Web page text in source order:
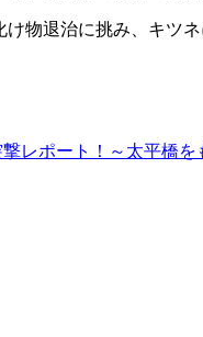
物退治に挑み、キツ
レポート！～太平橋を